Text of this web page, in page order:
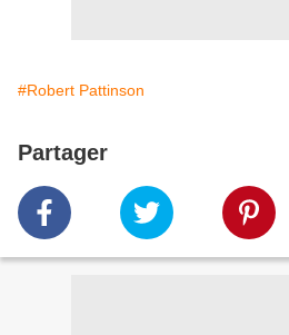
#Robert Pattinson
Partager